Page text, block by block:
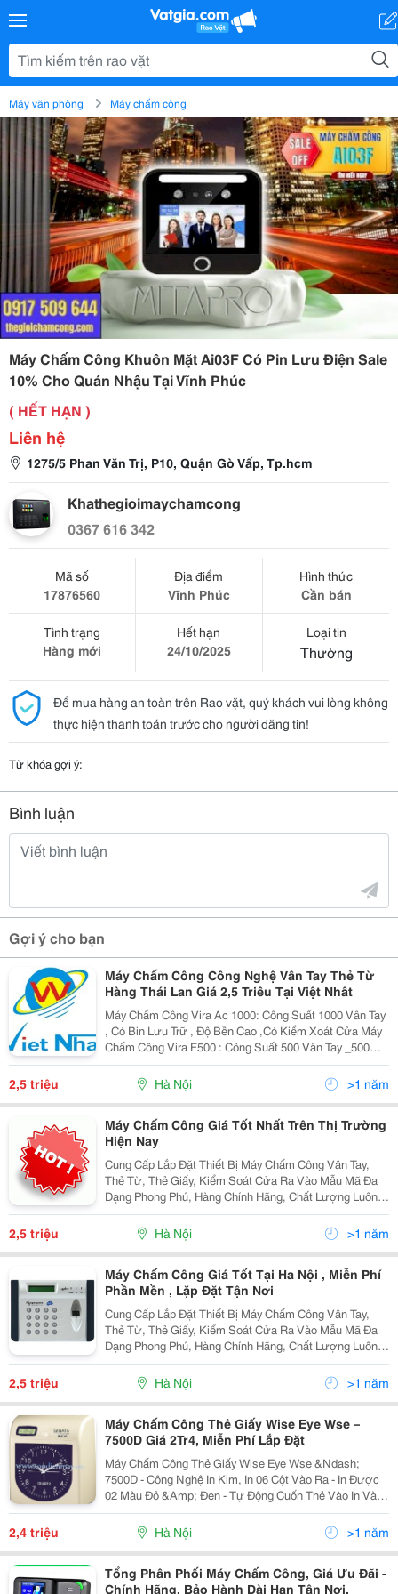
Máy văn phòng Máy chấm công
Máy Chấm Công Khuôn Mặt Ai03F Có Pin Lưu Điện Sale
10% Cho Quán Nhậu Tại Vĩnh Phúc
( HẾT HẠN )
Liên hệ
1275/5 Phan Văn Trị, P10, Quận Gò Vấp, Tp.hcm
Khathegioimaychamcong
0367 616 342
Mã số
17876560
Địa điểm
Vĩnh Phúc
Hình thức
Cần bán
Tình trạng
Hàng mới
Hết hạn
24/10/2025
Loại tin
Thường
Để mua hàng an toàn trên Rao vặt, quý khách vui lòng không
thực hiện thanh toán trước cho người đăng tin!
Từ khóa gợi ý:
Bình luận
Gợi ý cho bạn
Máy Chấm Công Công Nghệ Vân Tay Thẻ Từ
Hàng Thái Lan Giá 2,5 Triêu Tại Việt Nhât
Máy Chấm Công Vira Ac 1000: Công Suất 1000 Vân Tay
, Có Bin Lưu Trữ , Độ Bền Cao ,Có Kiểm Xoát Cửa Máy
Chấm Công Vira F500 : Công Suất 500 Vân Tay _500
Thẻ Từ ,Đơn Giản Dễ Sử Dụng Chất Lượng Tốt Chỉ Có
Ở Công Ty Cổ Phần Đầu Tư Thương Mại Và Sản
2,5 triệu Hà Nội >1 năm
Máy Chấm Công Giá Tốt Nhất Trên Thị Trường
Hiện Nay
Cung Cấp Lắp Đặt Thiết Bị Máy Chấm Công Vân Tay,
Thẻ Từ, Thẻ Giấy, Kiểm Soát Cửa Ra Vào Mẫu Mã Đa
Dạng Phong Phú, Hàng Chính Hãng, Chất Lượng Luôn
Đảm Bảo Đuợc Đánh Giá Hàng Đầu Trong Khu Vực
Trong Nhiều Năm Liền Tel 04.39879167 - 0902.199.5
2,5 triệu Hà Nội >1 năm
Máy Chấm Công Giá Tốt Tại Ha Nội , Miễn Phí
Phần Mền , Lặp Đặt Tận Nơi
Cung Cấp Lắp Đặt Thiết Bị Máy Chấm Công Vân Tay,
Thẻ Từ, Thẻ Giấy, Kiểm Soát Cửa Ra Vào Mẫu Mã Đa
Dạng Phong Phú, Hàng Chính Hãng, Chất Lượng Luôn
Đảm Bảo Đuợc Đánh Giá Hàng Đầu Trong Khu Vực
Trong Nhiều Năm Liền Tel 04.39879167 - 0902.199.5
2,5 triệu Hà Nội >1 năm
Máy Chấm Công Thẻ Giấy Wise Eye Wse –
7500D Giá 2Tr4, Miễn Phí Lắp Đặt
Máy Chấm Công Thẻ Giấy Wise Eye Wse &Ndash;
7500D - Công Nghệ In Kim, In 06 Cột Vào Ra - In Được
02 Màu Đỏ &Amp; Đen - Tự Động Cuốn Thẻ Vào In Và
Đẩy Thẻ Lên. - Tự Động Cập Nhật Lại Ngày Giờ Khi Xảy
Ra Mất Điện - Phân Biệt Mặt Thẻ Khi
2,4 triệu Hà Nội >1 năm
Tổng Phân Phối Máy Chấm Công, Giá Ưu Đãi -
Chính Hãng, Bảo Hành Dài Hạn Tận Nơi.